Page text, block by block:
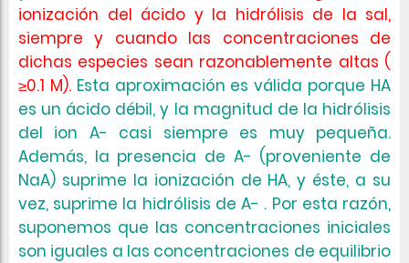
ionización del ácido y la hidrólisis de la sal,
siempre y cuando las concentraciones de
dichas especies sean razonablemente altas (
≥0.1 M).Esta aproximación es válida porque HA
es un ácido débil, y la magnitud de la hidrólisis
del ion A- casi siempre es muy pequeña.
Además, la presencia de A- (proveniente de
NaA) suprime la ionización de HA, y éste, a su
vez, suprime la hidrólisis de A- . Por esta razón,
suponemos que las concentraciones iniciales
son iguales a las concentraciones de equilibrio